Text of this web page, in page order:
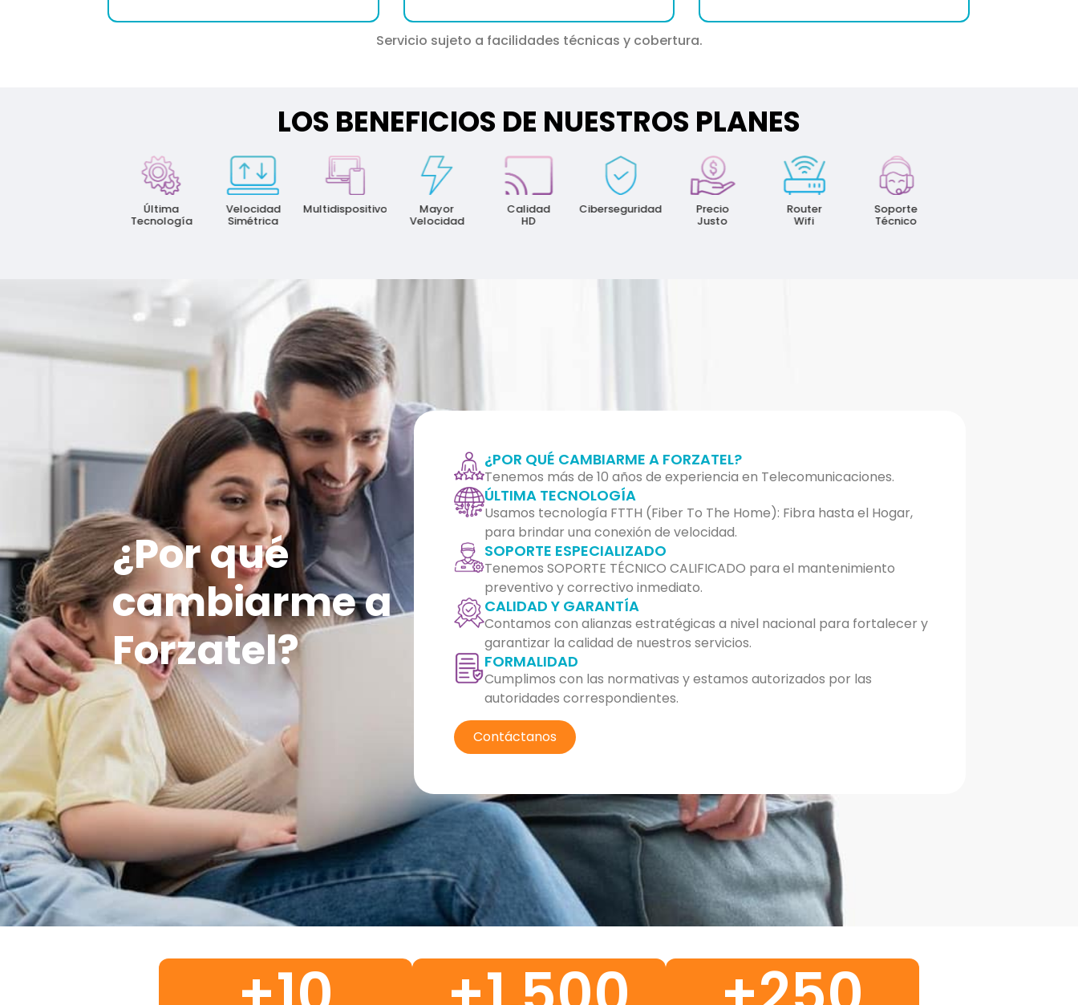
Servicio sujeto a facilidades técnicas y cobertura.
LOS BENEFICIOS DE NUESTROS PLANES
Tecnología
Velocidad
Simétrica
Multidispositivo Mayor
Velocidad
Calidad Ciberseguridad Precio Soporte
Técnico
¿Por qué
cambiarme a
Forzatel?
¿POR QUÉ CAMBIARME A FORZATEL?
Tenemos más de 10 años de experiencia en Telecomunicaciones.
ÚLTIMA TECNOLOGÍA
Usamos tecnología FTTH (Fiber To The Home): Fibra hasta el Hogar,
para brindar una conexión de velocidad.
SOPORTE ESPECIALIZADO
Tenemos SOPORTE TÉCNICO CALIFICADO para el mantenimiento
preventivo y correctivo inmediato.
CALIDAD Y GARANTÍA
Contamos con alianzas estratégicas a nivel nacional para fortalecer y
garantizar la calidad de nuestros servicios.
FORMALIDAD
Cumplimos con las normativas y estamos autorizados por las
autoridades correspondientes.
Contáctanos